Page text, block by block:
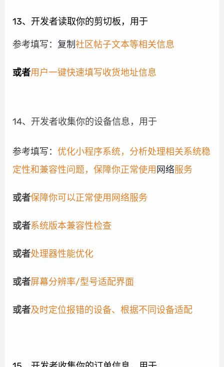
13、开发者读取你的剪切板，用于
参考填写： 复制社区帖子文本等相关信息
或者用户一键快速填写收货地址信息
14、开发者收集你的设备信息， 用于
参考填写： 优化小程序系统，分析处理相关系统稳
定性和兼容性问题，保障你正常使用 网络服务
或者保障你可以正常使用网络服务
或者系统版本兼容性检查
或者处理器性能优化
或者屏幕分辨率/型号适配界面
或者及时定位报错的设备、根据不同设备适配